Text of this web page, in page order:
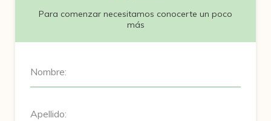
Para comenzar necesitamos conocerte un poco
más
Nombre:
Apellido: